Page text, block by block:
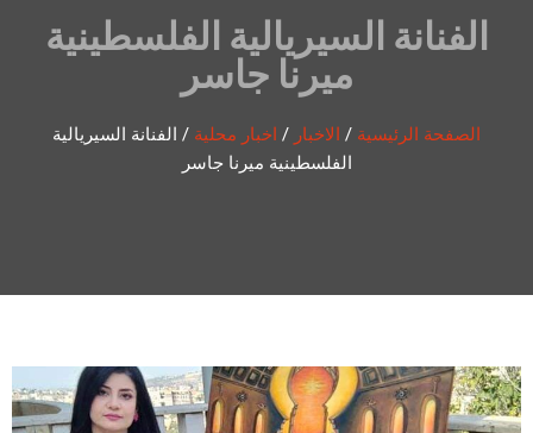
الفنانة السيريالية الفلسطينية
ميرنا جاسر
الصفحة الرئيسية / الاخبار / اخبار محلية / الفنانة السيريالية
الفلسطينية ميرنا جاسر